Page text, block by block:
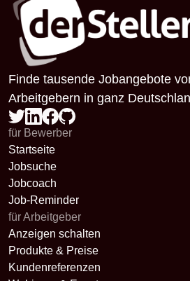
Finde tausende Jobangebote
Arbeitgebern in ganz
für Bewerber
Startseite
Jobsuche
Jobcoach
Job-Reminder
für Arbeitgeber
Anzeigen schalten
Produkte & Preise
Kundenreferenzen